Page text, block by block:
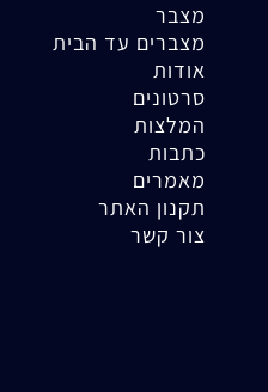
מצבר
מצברים עד הבית
אודות
סרטונים
המלצות
כתבות
מאמרים
תקנון האתר
צור קשר